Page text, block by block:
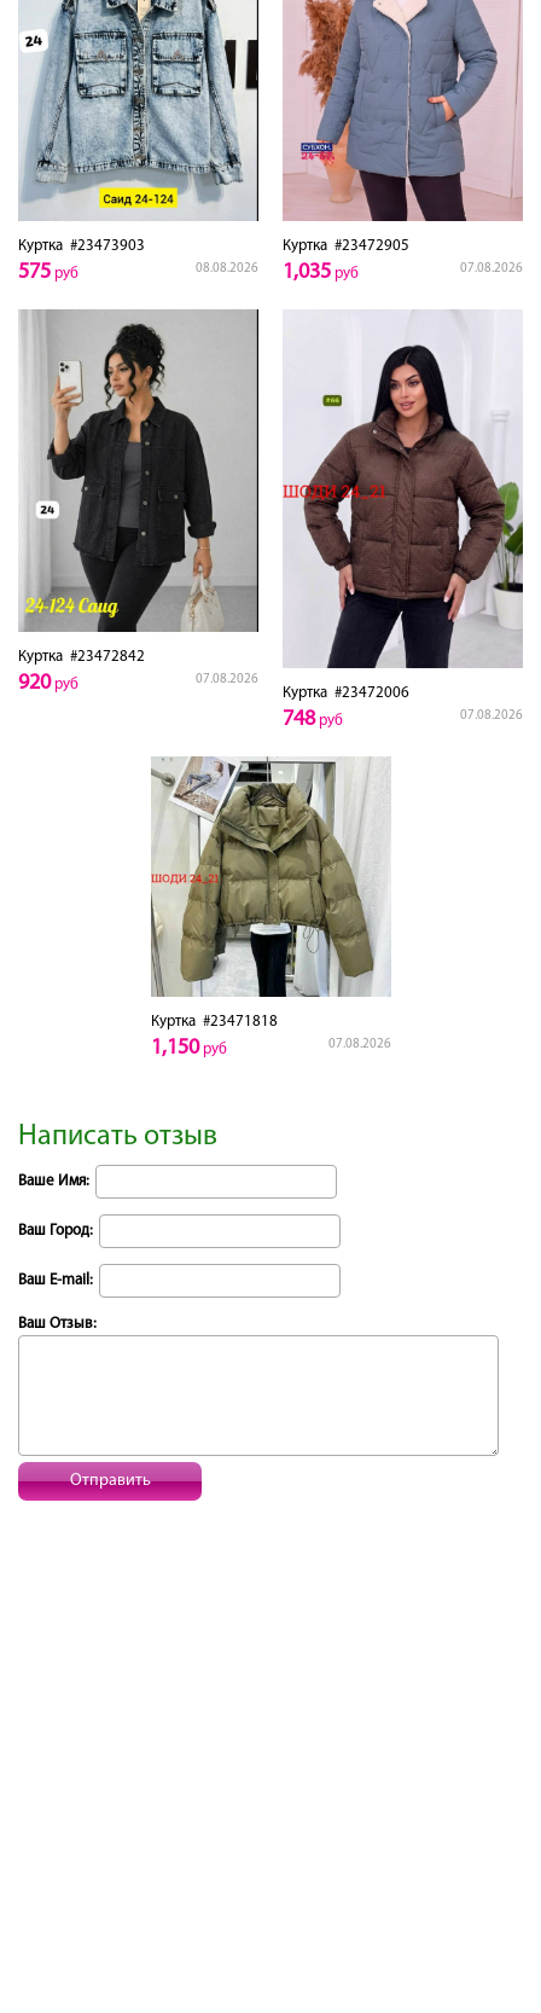
Куртка #23473903
08.08.2026
575 руб
Куртка #23472905
07.08.2026
1,035 руб
Куртка #23472842
07.08.2026
920руб
Куртка #23472006
07.08.2026
748руб
Куртка#23471818
07.08.2026
1,150руб
Написать отзыв
Ваше Имя:
Ваш Город:
Ваш E-mail:
Ваш Отзыв:
Отправить